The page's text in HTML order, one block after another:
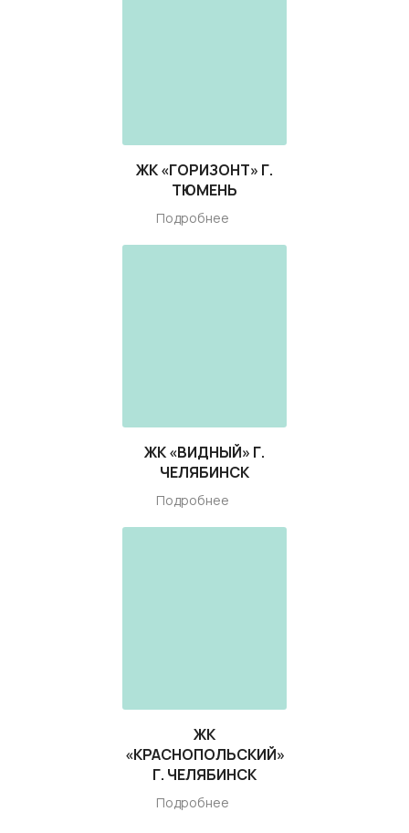
ЖК «ГОРИЗОНТ» Г.
ТЮМЕНЬ
Подробнее
ЖК «ВИДНЫЙ» Г.
ЧЕЛЯБИНСК
Подробнее
ЖК
«КРАСНОПОЛЬСКИЙ»
Г. ЧЕЛЯБИНСК
Подробнее